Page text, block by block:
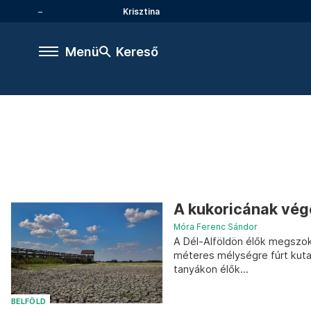
Krisztina
Menü Kereső
BELFÖLD
A kukoricának
Móra Ferenc Sándor
A Dél-Alföldön élők
méteres mélységre fúrt
tanyákon élők...